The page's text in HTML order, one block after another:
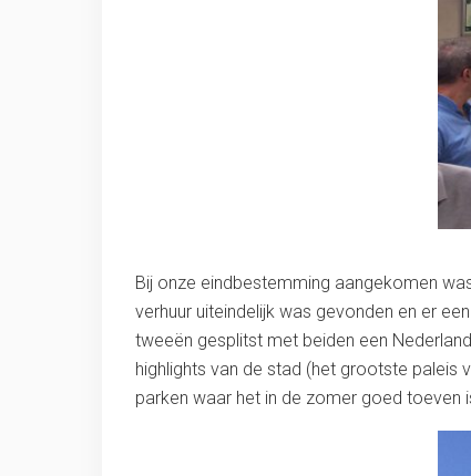
Bij onze eindbestemming aangekomen
verhuur uiteindelijk was gevonden en er
tweeën gesplitst met beiden een
highlights van de stad (het grootste paleis
parken waar het in de zomer goed toeven